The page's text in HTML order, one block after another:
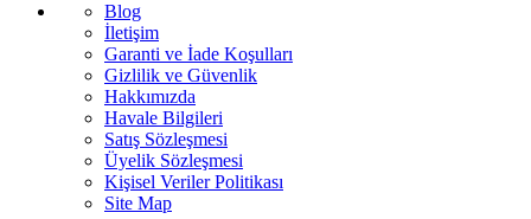
Blog
İletişim
Garanti ve İade Koşulları
Gizlilik ve Güvenlik
Hakkımızda
Havale Bilgileri
Satış Sözleşmesi
Üyelik Sözleşmesi
Kişisel Veriler Politikası
Site Map